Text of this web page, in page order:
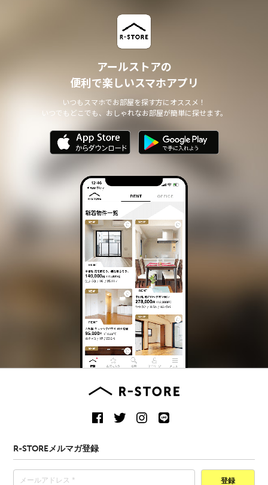
アールストアの
便利で楽しいスマホアプリ
いつもスマホでお部屋を探す方にオススメ！
いつでもどこでも、おしゃれなお部屋が簡単に探せます。
R-STOREメルマガ登録
登録